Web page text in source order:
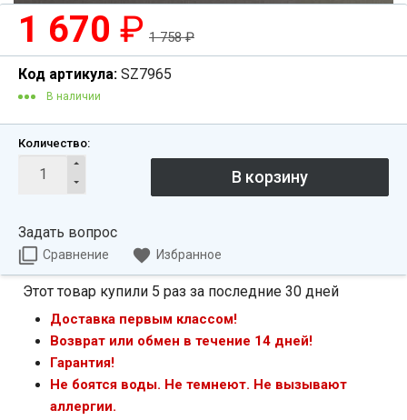
1 670 ₽ 1 758₽
Код артикула: SZ7965
В наличии
Количество:
Задать вопрос
Сравнение Избранное
Этот товар купили 5 раз за последние 30 дней
Доставка первым классом!
Возврат или обмен в течение 14 дней!
Гарантия!
Не боятся воды. Не темнеют. Не вызывают
аллергии.